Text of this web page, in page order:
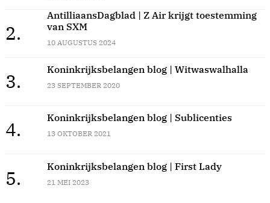
2.
AntilliaansDagblad | Z Air krijgt toestemming
van SXM
10 AUGUSTUS 2024
3.
Koninkrijksbelangen blog | Witwaswalhalla
23 SEPTEMBER 2020
4.
Koninkrijksbelangen blog | Sublicenties
13 OKTOBER 2021
5.
Koninkrijksbelangen blog | First Lady
21 MEI 2023